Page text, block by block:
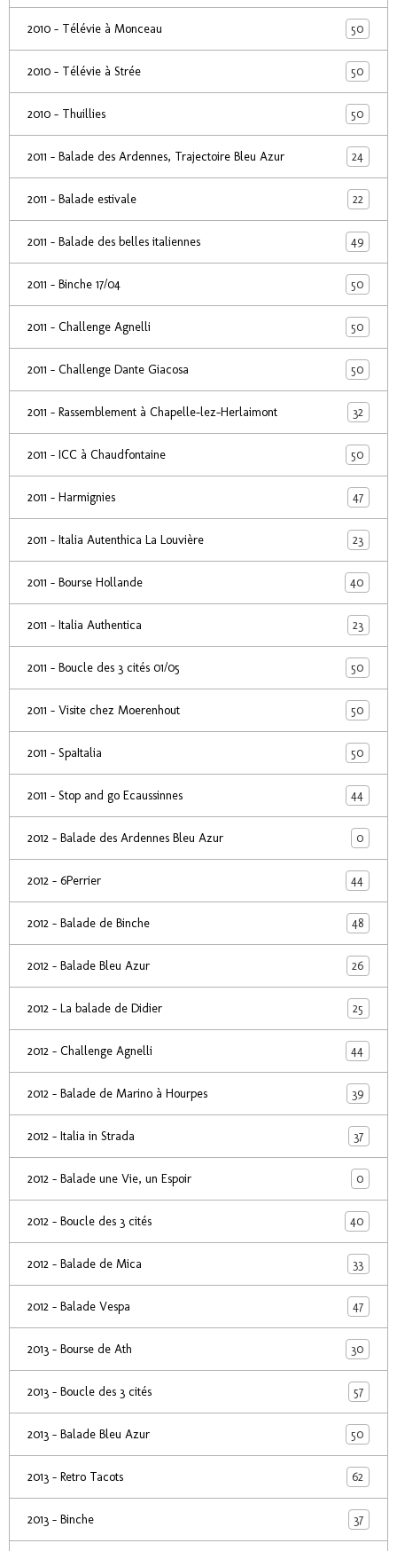
2010 - Télévie à Monceau 50
2010 - Télévie à Strée 50
2010 - Thuillies 50
2011 - Balade des Ardennes, Trajectoire Bleu Azur 24
2011 - Balade estivale 22
2011 - Balade des belles italiennes 49
2011 - Binche 17/04 50
2011 - Challenge Agnelli 50
2011 - Challenge Dante Giacosa 50
2011 - Rassemblement à Chapelle-lez-Herlaimont 32
2011 - ICC à Chaudfontaine 50
2011 - Harmignies 47
2011 - Italia Autenthica La Louvière 23
2011 - Bourse Hollande 40
2011 - Italia Authentica 23
2011 - Boucle des 3 cités 01/05 50
2011 - Visite chez Moerenhout 50
2011 - SpaItalia 50
2011 - Stop and go Ecaussinnes 44
2012 - Balade des Ardennes Bleu Azur 0
2012 - 6Perrier 44
2012 - Balade de Binche 48
2012 - Balade Bleu Azur 26
2012 - La balade de Didier 25
2012 - Challenge Agnelli 44
2012 - Balade de Marino à Hourpes 39
2012 - Italia in Strada 37
2012 - Balade une Vie, un Espoir 0
2012 - Boucle des 3 cités 40
2012 - Balade de Mica 33
2012 - Balade Vespa 47
2013 - Bourse de Ath 30
2013 - Boucle des 3 cités 57
2013 - Balade Bleu Azur 50
2013 - Retro Tacots 62
2013 - Binche 37